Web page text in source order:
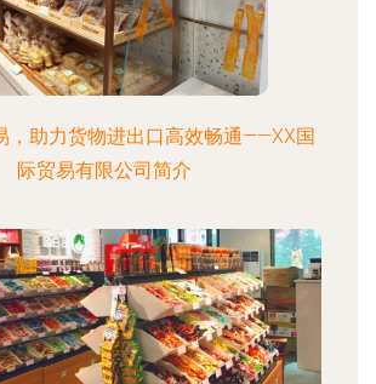
，助力货物进出口高效畅通——XX国
际贸易有限公司简介